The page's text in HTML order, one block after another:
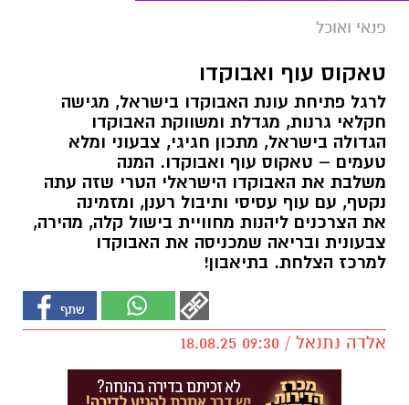
פנאי ואוכל
טאקוס עוף ואבוקדו
לרגל פתיחת עונת האבוקדו בישראל, מגישה
חקלאי גרנות, מגדלת ומשווקת האבוקדו
הגדולה בישראל, מתכון חגיגי, צבעוני ומלא
טעמים – טאקוס עוף ואבוקדו. המנה
משלבת את האבוקדו הישראלי הטרי שזה עתה
נקטף, עם עוף עסיסי ותיבול רענן, ומזמינה
את הצרכנים ליהנות מחוויית בישול קלה, מהירה,
צבעונית ובריאה שמכניסה את האבוקדו
למרכז הצלחת. בתיאבון!
אלדה נתנאל / 09:30 18.08.25